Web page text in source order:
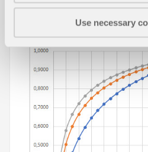
Use necessary
拉强度并确定最小配筋